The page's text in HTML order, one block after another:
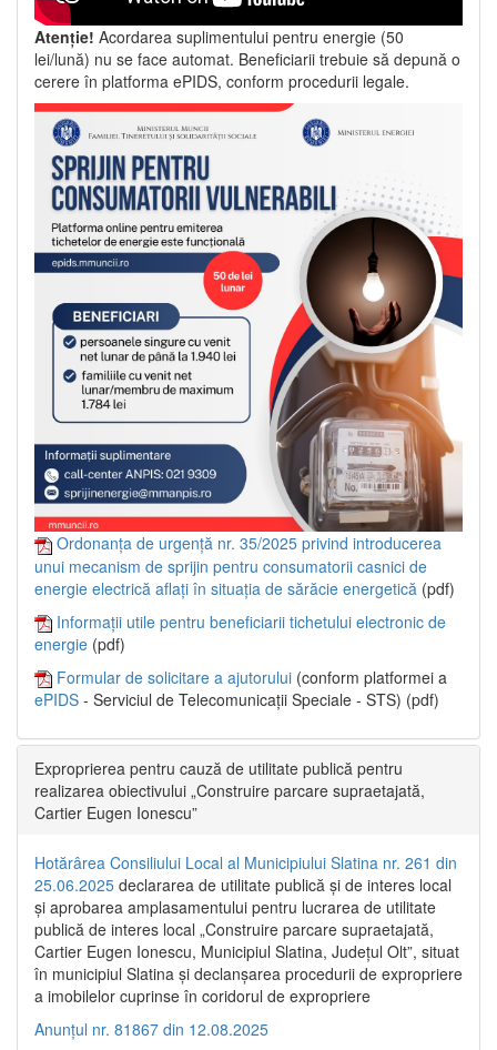
Atenție! Acordarea suplimentului pentru energie (50
lei/lună) nu se face automat. Beneficiarii trebuie să depună o
cerere în platforma ePIDS, conform procedurii legale.
Ordonanța de urgență nr. 35/2025 privind introducerea
unui mecanism de sprijin pentru consumatorii casnici de
energie electrică aflați în situația de sărăcie energetică (pdf)
Informații utile pentru beneficiarii tichetului electronic de
energie (pdf)
Formular de solicitare a ajutorului (conform platformei a
ePIDS - Serviciul de Telecomunicații Speciale - STS) (pdf)
Exproprierea pentru cauză de utilitate publică pentru
realizarea obiectivului „Construire parcare supraetajată,
Cartier Eugen Ionescu”
Hotărârea Consiliului Local al Municipiului Slatina nr. 261 din
25.06.2025 declararea de utilitate publică și de interes local
și aprobarea amplasamentului pentru lucrarea de utilitate
publică de interes local „Construire parcare supraetajată,
Cartier Eugen Ionescu, Municipiul Slatina, Județul Olt”, situat
în municipiul Slatina și declanșarea procedurii de expropriere
a imobilelor cuprinse în coridorul de expropriere
Anunțul nr. 81867 din 12.08.2025